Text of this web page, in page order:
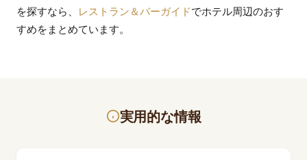
を探すなら、
レストラン＆バーガイドでホテル周辺のおす
すめをまとめています。
実用的な情報